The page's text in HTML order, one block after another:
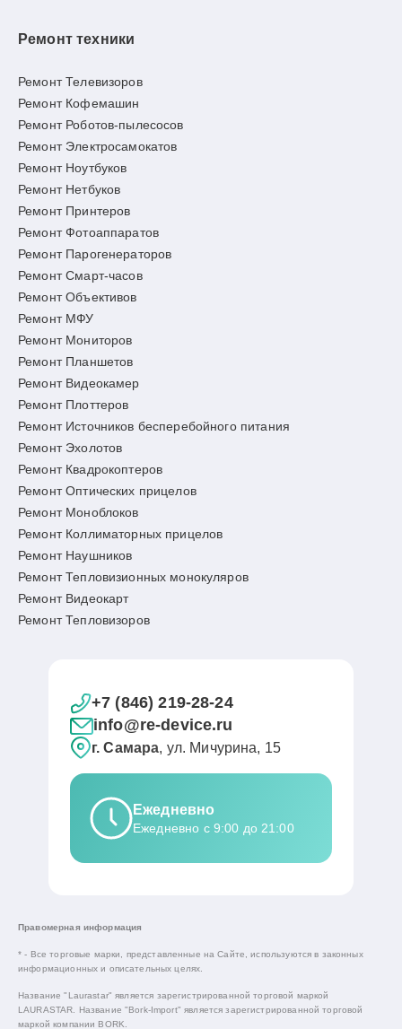
Ремонт техники
Ремонт Телевизоров
Ремонт Кофемашин
Ремонт Роботов-пылесосов
Ремонт Электросамокатов
Ремонт Ноутбуков
Ремонт Нетбуков
Ремонт Принтеров
Ремонт Фотоаппаратов
Ремонт Парогенераторов
Ремонт Смарт-часов
Ремонт Объективов
Ремонт МФУ
Ремонт Мониторов
Ремонт Планшетов
Ремонт Видеокамер
Ремонт Плоттеров
Ремонт Источников бесперебойного питания
Ремонт Эхолотов
Ремонт Квадрокоптеров
Ремонт Оптических прицелов
Ремонт Моноблоков
Ремонт Коллиматорных прицелов
Ремонт Наушников
Ремонт Тепловизионных монокуляров
Ремонт Видеокарт
Ремонт Тепловизоров
+7 (846) 219-28-24
info@re-device.ru
г. Самара, ул. Мичурина, 15
Ежедневно
Ежедневно с 9:00 до 21:00
Правомерная информация
* - Все торговые марки, представленные на Сайте, используются в законных
информационных и описательных целях.
Название "Laurastar" является зарегистрированной торговой маркой
LAURASTAR. Название "Bork-Import" является зарегистрированной торговой
маркой компании BORK.